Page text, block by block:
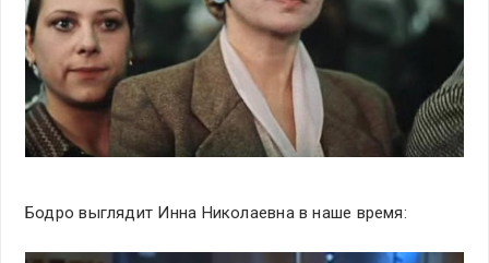
Бодро выглядит Инна Николаевна в наше время: